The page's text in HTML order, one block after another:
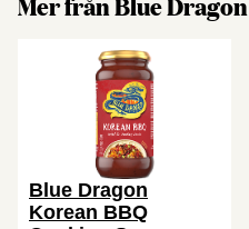
Blue Dragon
Korean BBQ